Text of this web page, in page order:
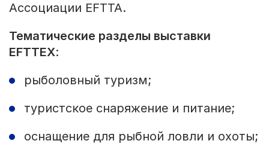
Ассоциации EFTTA.
Тематические разделы выставки
EFTTEX:
рыболовный туризм;
туристское снаряжение и питание;
оснащение для рыбной ловли и охоты;